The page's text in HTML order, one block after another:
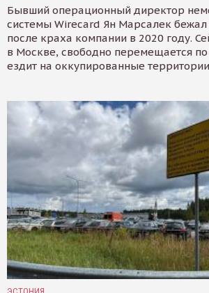
Бывший операционный директор
системы Wirecard Ян Марсалек
после краха компании в 2020 году.
в Москве, свободно перемещается
ездит на оккупированные